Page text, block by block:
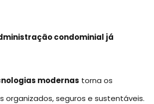
condominial já
modernas torna os
organizados, seguros e sustentáveis.